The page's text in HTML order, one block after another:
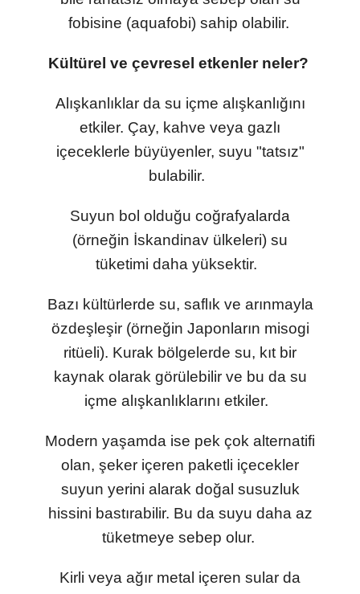
fobisine (aquafobi) sahip olabilir.
Kültürel ve çevresel etkenler neler?
Alışkanlıklar da su içme alışkanlığını
etkiler. Çay, kahve veya gazlı
içeceklerle büyüyenler, suyu "tatsız"
bulabilir.
Suyun bol olduğu coğrafyalarda
(örneğin İskandinav ülkeleri) su
tüketimi daha yüksektir.
Bazı kültürlerde su, saflık ve arınmayla
özdeşleşir (örneğin Japonların misogi
ritüeli). Kurak bölgelerde su, kıt bir
kaynak olarak görülebilir ve bu da su
içme alışkanlıklarını etkiler.
Modern yaşamda ise pek çok alternatifi
olan, şeker içeren paketli içecekler
suyun yerini alarak doğal susuzluk
hissini bastırabilir. Bu da suyu daha az
tüketmeye sebep olur.
Kirli veya ağır metal içeren sular da